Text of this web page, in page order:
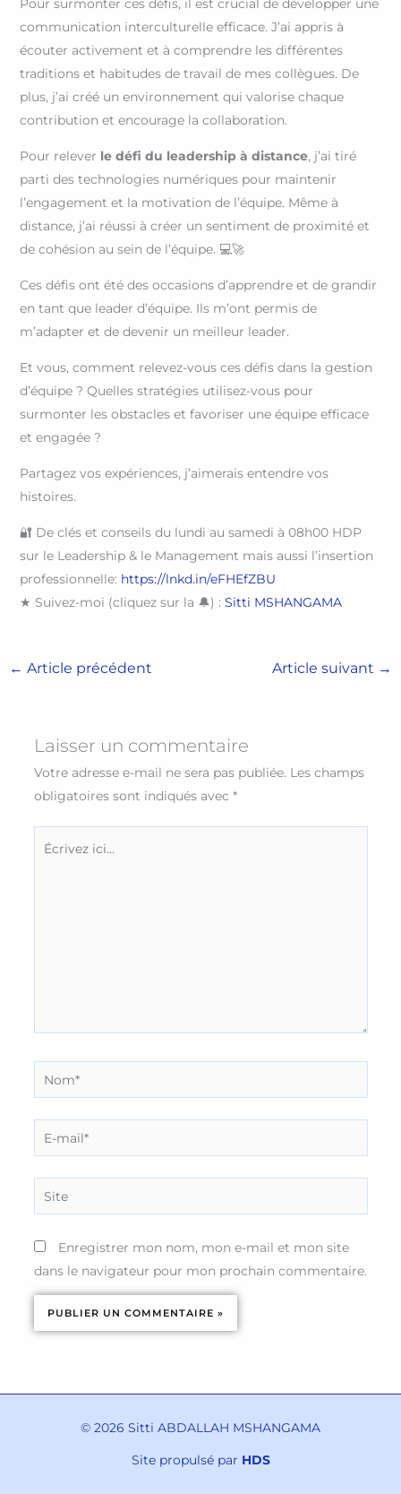
Pour surmonter ces défis, il est crucial de développer une
communication interculturelle efficace. J’ai appris à
écouter activement et à comprendre les différentes
traditions et habitudes de travail de mes collègues. De
plus, j’ai créé un environnement qui valorise chaque
contribution et encourage la collaboration.
Pour relever le défi du leadership à distance, j’ai tiré
parti des technologies numériques pour maintenir
l’engagement et la motivation de l’équipe. Même à
distance, j’ai réussi à créer un sentiment de proximité et
de cohésion au sein de l’équipe. 💻🚀
Ces défis ont été des occasions d’apprendre et de grandir
en tant que leader d’équipe. Ils m’ont permis de
m’adapter et de devenir un meilleur leader.
Et vous, comment relevez-vous ces défis dans la gestion
d’équipe ? Quelles stratégies utilisez-vous pour
surmonter les obstacles et favoriser une équipe efficace
et engagée ?
Partagez vos expériences, j’aimerais entendre vos
histoires.
🔐 De clés et conseils du lundi au samedi à 08h00 HDP
sur le Leadership & le Management mais aussi l’insertion
professionnelle: https://lnkd.in/eFHEfZBU
★ Suivez-moi (cliquez sur la 🔔) : Sitti MSHANGAMA
← Article précédent Article suivant →
Laisser un commentaire
Votre adresse e-mail ne sera pas publiée. Les champs
obligatoires sont indiqués avec *
Nom*
E-
mail*
Site
Enregistrer mon nom, mon e-mail et mon site
dans le navigateur pour mon prochain commentaire.
© 2026 Sitti ABDALLAH MSHANGAMA
Site propulsé par HDS